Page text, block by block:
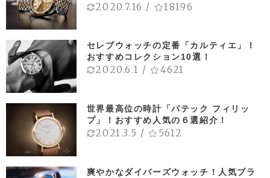
2020.7.16 / 18196
セレブウォッチの定番「カルティエ」！
おすすめコレクション10選！
2020.6.1 / 4621
世界最高位の時計「パテック フィリッ
プ」！おすすめ人気の６選紹介！
2021.3.5 / 5612
爽やかなダイバーズウォッチ！人気ブラ